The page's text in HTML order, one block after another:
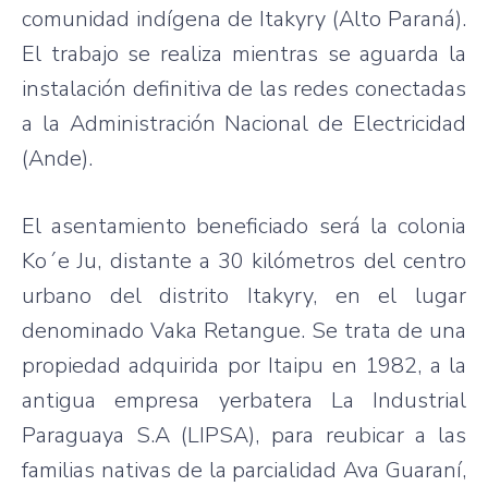
comunidad indígena de Itakyry (Alto Paraná).
El trabajo se realiza mientras se aguarda la
instalación definitiva de las redes conectadas
a la Administración Nacional de Electricidad
(Ande).
El asentamiento beneficiado será la colonia
Ko´e Ju, distante a 30 kilómetros del centro
urbano del distrito Itakyry, en el lugar
denominado Vaka Retangue. Se trata de una
propiedad adquirida por Itaipu en 1982, a la
antigua empresa yerbatera La Industrial
Paraguaya S.A (LIPSA), para reubicar a las
familias nativas de la parcialidad Ava Guaraní,